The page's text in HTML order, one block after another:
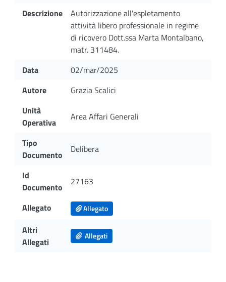
Descrizione
Autorizzazione all'espletamento
attività libero professionale in regime
di ricovero Dott.ssa Marta Montalbano,
matr. 311484.
Data
02/mar/2025
Autore
Grazia Scalici
Unità
Operativa
Area Affari Generali
Tipo
Documento
Delibera
Id
Documento
27163
Allegato Allegato
Altri
Allegati
Allegati